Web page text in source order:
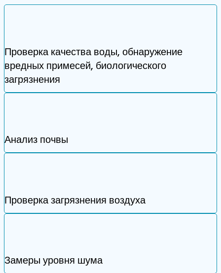
Проверка качества воды, обнаружение
вредных примесей, биологического
загрязнения
Анализ почвы
Проверка загрязнения воздуха
Замеры уровня шума